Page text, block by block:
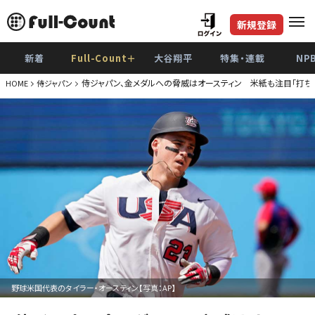
新規登録
新着 Full-Count＋ 大谷翔平 特集・連載
HOME 侍ジャパン 侍ジャパン、金メダルへの脅威はオースティン 米紙も注目「打ち
野球米国代表のタイラー・オースティン【写真：AP】